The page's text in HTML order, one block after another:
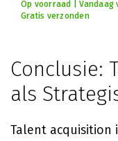
Op voorraad | Vandaag
Gratis verzonden
Conclusie:
als
Talent acquisition